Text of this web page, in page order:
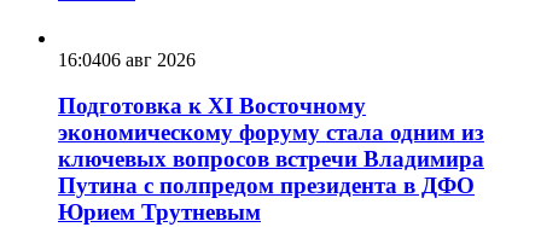
16:0406 авг 2026
Подготовка к XI Восточному
экономическому форуму стала одним из
ключевых вопросов встречи Владимира
Путина с полпредом президента в ДФО
Юрием Трутневым